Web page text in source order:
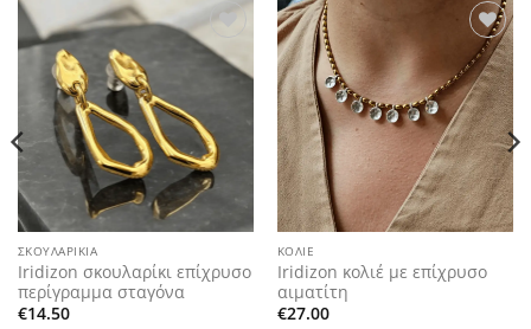
Add to
wishlist
ΣΚΟΥΛΑΡΊΚΙΑ
Iridizon σκουλαρίκι επίχρυσο
περίγραμμα σταγόνα
€14.50
Add to
wishlist
ΚΟΛΙΈ
Iridizon κολιέ με επίχρυσο
αιματίτη
€27.00